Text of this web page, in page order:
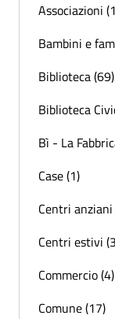
Associazioni
Bambini e
Biblioteca (69)
Biblioteca
Bì - La
Case (1)
Centri anziani
Centri estivi
Commercio (4)
Comune (17)